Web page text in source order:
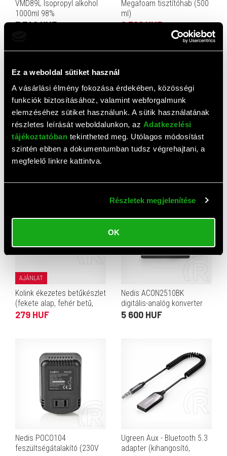
Ez a weboldal sütiket használ
A vásárlási élmény fokozása érdekében, közösségi
funkciók biztosításához, valamint webforgalmunk
elemzéséhez sütiket használunk. A sütik használatának
részletes leírását weboldalunkon, az Adatkezelési
tájékoztatóban tekintheted meg. Utólagos módosítást
szintén ebben a dokumentumban tudsz végrehajtani, a
megfelelő linkre kattintva.
Részletek megjelenítése
OK
VMD89L Isopropyl alkohol
1000ml 98%
3 340 HUF
Megafoam tisztítóhab (500
ml)
6 500 HUF
AJÁNLAT
TP-Link UB500 Nano USB
bluetooth adapter (v5.0)
AJÁNLAT
Hama képernyő tisztító
AJÁNLAT
Kolink ékezetes betűkészlet
(fekete alap, fehér betű,
magyar)
279 HUF
Nedis ACON2510BK
digitális-analóg konverter
(HDMI eARC átalakítás, 2×
5 600 HUF
Nedis POCO104
feszültségátalakító (230V
Ugreen Aux - Bluetooth 5.3
adapter (kihangosító,